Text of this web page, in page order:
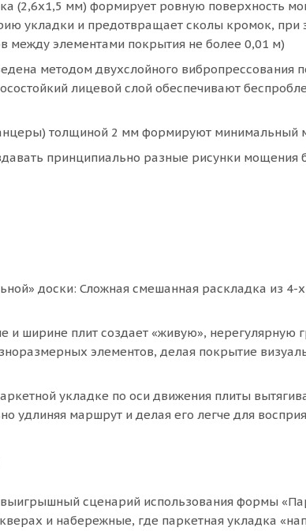
(2,6х1,5 мм) формирует ровную поверхность
укладки и предотвращает сколы кромок, при
между элементами покрытия не более 0,01 м)
методом двухслойного вибропрессования
лицевой слой обеспечивают
толщиной 2 мм формируют минимальный
принципиально разные рисунки мощения
доски: Сложная смешанная раскладка из 4-
и ширине плит создает «живую», нерегулярную
элементов, делая покрытие
укладке по оси движения плиты
удлиняя маршрут и делая его легче для
сценарий использования формы
и набережные, где паркетная укладка